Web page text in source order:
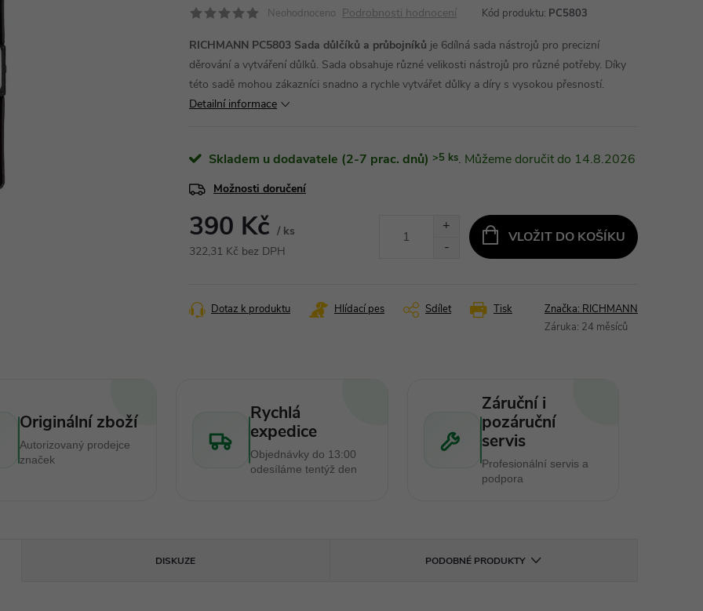
Neohodnoceno Podrobnosti hodnocení Kód produktu: PC5803
RICHMANN PC5803 Sada důlčíků a průbojníků je 6dílná sada nástrojů pro precizní
děrování a vytváření důlků. Sada obsahuje různé velikosti nástrojů pro různé potřeby. Díky
této sadě mohou zákazníci snadno a rychle vytvářet důlky a díry s vysokou přesností.
Detailní informace
Skladem u dodavatele (2-7 prac. dnů) >5 ks 14.8.2026
Možnosti doručení
390 Kč / ks
322,31 Kč bez DPH
VLOŽIT DO KOŠÍKU
Tisk
Dotaz k produktu Hlídací pes Sdílet Značka: RICHMANN
Záruka: 24 měsíců
Originální zboží
Autorizovaný prodejce
značek
Rychlá
expedice
Objednávky do 13:00
odesíláme tentýž den
Záruční i
pozáruční
servis
Profesionální servis a
podpora
DISKUZE PODOBNÉ PRODUKTY